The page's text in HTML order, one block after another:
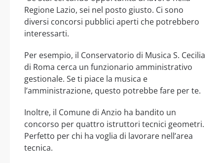
Regione Lazio, sei nel posto giusto. Ci sono
diversi concorsi pubblici aperti che potrebbero
interessarti.
Per esempio, il Conservatorio di Musica S. Cecilia
di Roma cerca un funzionario amministrativo
gestionale. Se ti piace la musica e
l’amministrazione, questo potrebbe fare per te.
Inoltre, il Comune di Anzio ha bandito un
concorso per quattro istruttori tecnici geometri.
Perfetto per chi ha voglia di lavorare nell’area
tecnica.